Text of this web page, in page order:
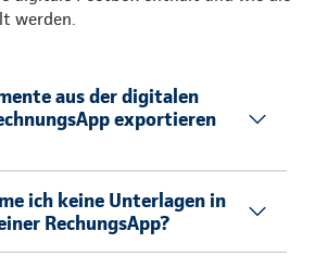
werden.
aus der digitalen
exportieren
ich keine Unterlagen in
RechungsApp?